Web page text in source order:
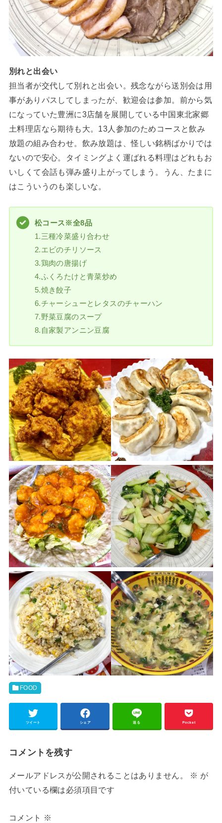
別れと出会い
担当者が交代して別れと出会い。残念ながら送別会は用
事がありパスしてしまったが、歓迎会は参加。前から気
になっていた豊洲に3店舗を展開している中国東北家郷
土料理店なら期待も大。13人参加のためコースと飲み
放題の組み合わせ。飲み放題は、怪しい銘柄ばかりでは
ないので安心。タイミングよく運ばれる料理はどれもお
いしくて会話も弾み盛り上がってしまう。うん、たまに
はこういうのも楽しいな。
松コース※全8品
1.三種冷菜盛り合わせ
2.エビのチリソース
3.鶏肉の唐揚げ
4.ふくろたけと青菜炒め
5.焼き餃子
6.チャーシューとレタスのチャーハン
7.野菜豆腐のスープ
8.自家製アンニン豆腐
FOOD
ツイート シェア 送る Pocket
コメントを残す
メールアドレスが公開されることはありません。 ※ が
付いている欄は必須項目です
コメント ※